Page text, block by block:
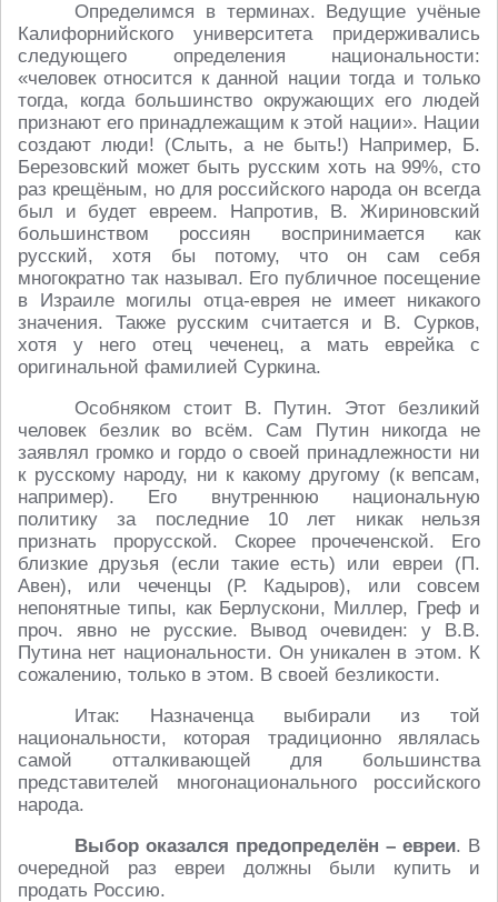
Определимся в терминах. Ведущие учёные
Калифорнийского университета придерживались
следующего определения национальности:
«человек относится к данной нации тогда и только
тогда, когда большинство окружающих его людей
признают его принадлежащим к этой нации». Нации
создают люди! (Слыть, а не быть!) Например, Б.
Березовский может быть русским хоть на 99%, сто
раз крещёным, но для российского народа он всегда
был и будет евреем. Напротив, В. Жириновский
большинством россиян воспринимается как
русский, хотя бы потому, что он сам себя
многократно так называл. Его публичное посещение
в Израиле могилы отца-еврея не имеет никакого
значения. Также русским считается и В. Сурков,
хотя у него отец чеченец, а мать еврейка с
оригинальной фамилией Суркина.
Особняком стоит В. Путин. Этот безликий
человек безлик во всём. Сам Путин никогда не
заявлял громко и гордо о своей принадлежности ни
к русскому народу, ни к какому другому (к вепсам,
например). Его внутреннюю национальную
политику за последние 10 лет никак нельзя
признать прорусской. Скорее прочеченской. Его
близкие друзья (если такие есть) или евреи (П.
Авен), или чеченцы (Р. Кадыров), или совсем
непонятные типы, как Берлускони, Миллер, Греф и
проч. явно не русские. Вывод очевиден: у В.В.
Путина нет национальности. Он уникален в этом. К
сожалению, только в этом. В своей безликости.
Итак: Назначенца выбирали из той
национальности, которая традиционно являлась
самой отталкивающей для большинства
представителей многонационального российского
народа.
Выбор оказался предопределён – евреи. В
очередной раз евреи должны были купить и
продать Россию.